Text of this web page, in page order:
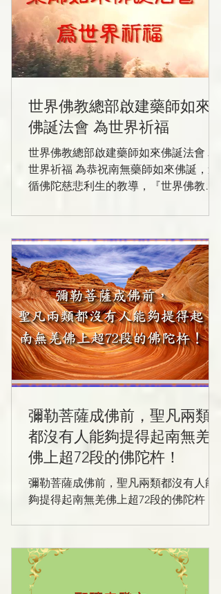
世界佛教總部啟建藥師如來
佛誕法會 為世界祈福
世界佛教總部啟建藥師如來佛誕法會 為
世界祈福 為恭祝南無藥師如來佛誕，遵
循佛陀慈悲利生的教導，『世界佛教總
日兩天，在瑪麗安德爾灣內港堤岸舉辦
《佛定放生日》放生法會，和位於帕薩
迪納市的聖蹟寺啟建「恭祝南無藥師琉
璃光如來佛誕法會」。
彌勒菩薩成佛前，聖凡兩類
都沒有人能夠提得起南無羌
佛上超72段的佛陀杵！
彌勒菩薩成佛前，聖凡兩類都沒有人能
夠提得起南無羌佛上超72段的佛陀杵！
手指頭勾起。三位世界大力士中，只有
一位拿起了最小的杵，其他兩位大力士
連最小的杵都沒有提起來。三位世界大